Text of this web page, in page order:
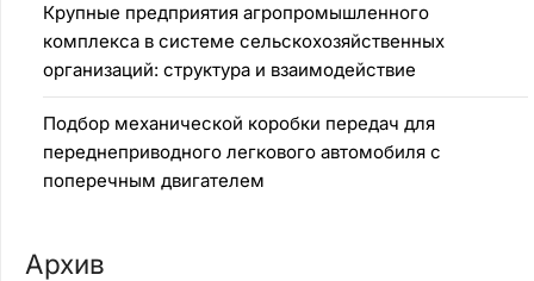
Крупные предприятия агропромышленного
комплекса в системе сельскохозяйственных
организаций: структура и взаимодействие
Подбор механической коробки передач для
переднеприводного легкового автомобиля с
поперечным двигателем
Архив